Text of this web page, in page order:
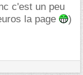
c'est un peu
la page
)